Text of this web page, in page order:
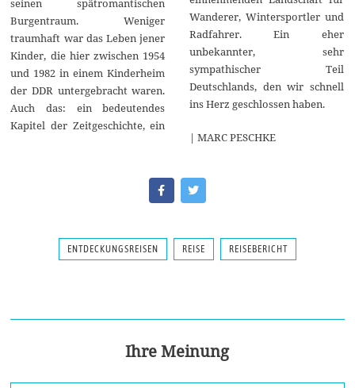
Burgentraum. Weniger
traumhaft war das Leben jener
Kinder, die hier zwischen 1954
und 1982 in einem Kinderheim
der DDR untergebracht waren.
Auch das: ein bedeutendes
Kapitel der Zeitgeschichte, ein
Wanderer, Wintersportler und
Radfahrer. Ein eher
unbekannter, sehr
sympathischer Teil
Deutschlands, den wir schnell
ins Herz geschlossen haben.
| MARC PESCHKE
ENTDECKUNGSREISEN REISE REISEBERICHT
Ihre Meinung